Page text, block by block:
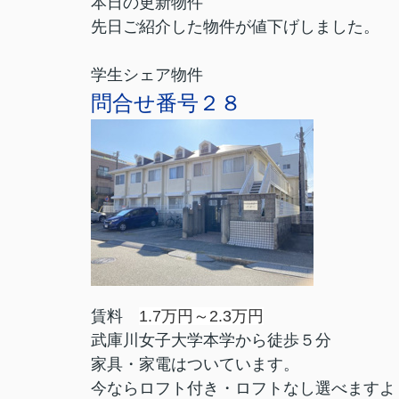
先日ご紹介した物件が値下げしました。
学生シェア物件
問合せ番号２８
賃料 1.7万円～2.3万円
武庫川女子大学本学から徒歩５分
家具・家電はついています。
今ならロフト付き・ロフトなし選べますよ